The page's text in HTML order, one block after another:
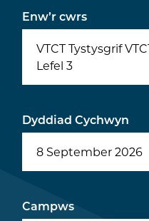
Enw’r cwrs
VTCT Tystysgrif
Lefel 3
Dyddiad Cychwyn
Campws